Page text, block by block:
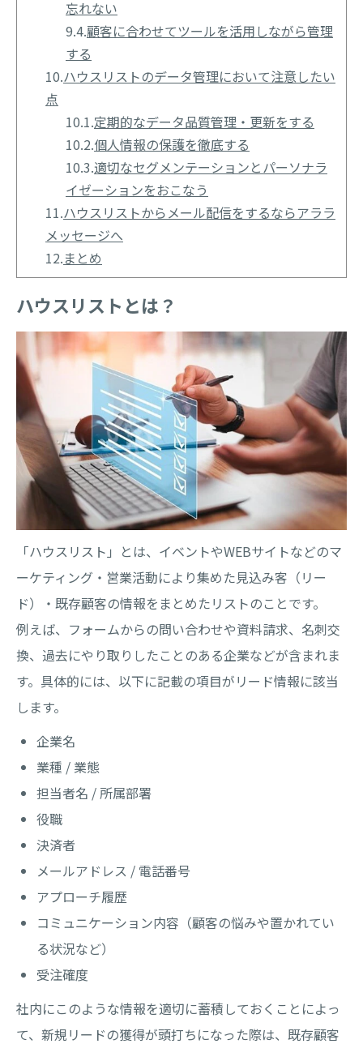
忘れない
9.4.顧客に合わせてツールを活用しながら管理
する
10.ハウスリストのデータ管理において注意したい
点
10.1.定期的なデータ品質管理・更新をする
10.2.個人情報の保護を徹底する
10.3.適切なセグメンテーションとパーソナラ
イゼーションをおこなう
11.ハウスリストからメール配信をするならアララ
メッセージへ
12.まとめ
ハウスリストとは？
「ハウスリスト」とは、イベントやWEBサイトなどのマ
ーケティング・営業活動により集めた見込み客（リー
ド）・既存顧客の情報をまとめたリストのことです。
例えば、フォームからの問い合わせや資料請求、名刺交
換、過去にやり取りしたことのある企業などが含まれま
す。具体的には、以下に記載の項目がリード情報に該当
します。
企業名
業種 / 業態
担当者名 / 所属部署
役職
決済者
メールアドレス / 電話番号
アプローチ履歴
コミュニケーション内容（顧客の悩みや置かれてい
る状況など）
受注確度
社内にこのような情報を適切に蓄積しておくことによっ
て、新規リードの獲得が頭打ちになった際は、既存顧客